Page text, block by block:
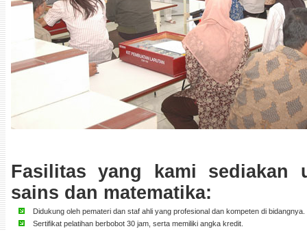
Fasilitas yang kami sediakan
sains dan matematika:
Didukung oleh pemateri dan staf ahli yang profesional dan kompeten di bidangnya.
Sertifikat pelatihan berbobot 30 jam, serta memiliki angka kredit.